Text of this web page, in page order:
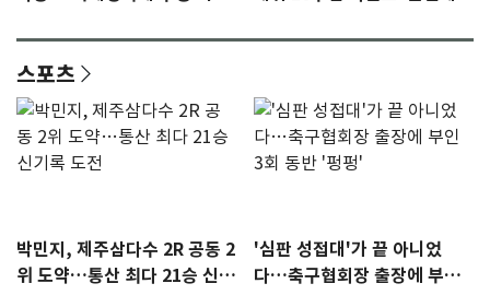
스포츠
박민지, 제주삼다수 2R 공동 2
위 도약…통산 최다 21승 신기
'심판 성접대'가 끝 아니었
다…축구협회장 출장에 부인